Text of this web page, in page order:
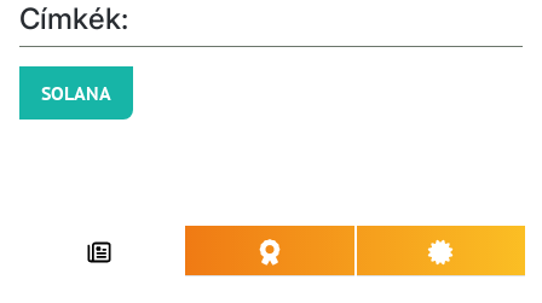
Címkék:
SOLANA